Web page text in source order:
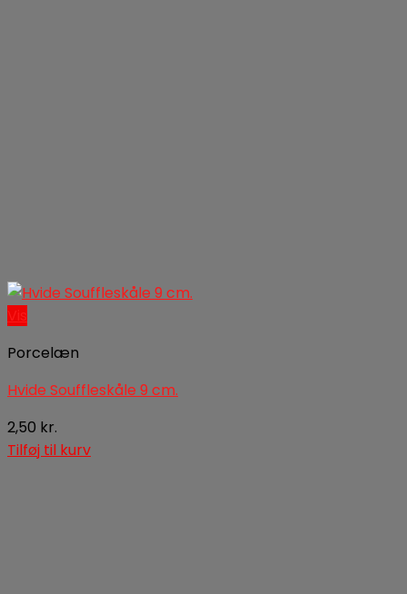
Porcelæn
Hvide Souffleskåle 9 cm.
2,50 kr.
Tilføj til kurv